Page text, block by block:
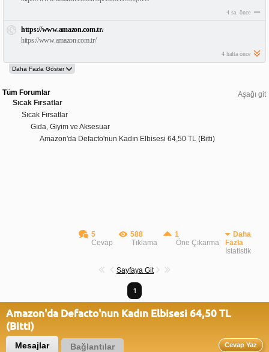
4 sa. önce
https://www.amazon.com.tr/
https://www.amazon.com.tr/
4 hafta önce
Aşağı git
Tüm Forumlar
Sıcak Fırsatlar
Sıcak Fırsatlar
Gıda, Giyim ve Aksesuar
Amazon'da Defacto'nun Kadın Elbisesi 64,50 TL (Bitti)
5
Cevap
588
Tıklama
1
Öne Çıkarma
Daha
Fazla
İstatistik
Sayfaya Git
1
Amazon'da Defacto'nun Kadın Elbisesi 64,50 TL
(Bitti)
Mesajlar Bağlantılar Cevap Yaz